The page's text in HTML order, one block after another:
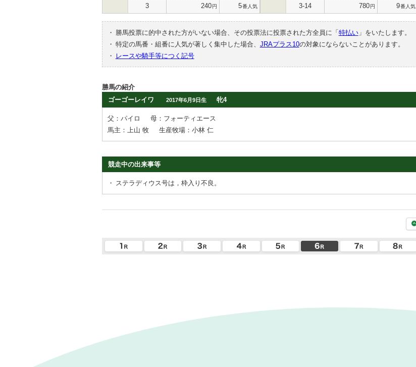
3 240円 5番人気 3-14 780円 9番人気
・ 勝馬投票に的中された方がいない場合、その投票法に投票された方全員に「 特払い」をいたします。
・ 特定の馬番・組番に人気が著しく集中した場合、 JRAプラス10の対象にならないことがあります。
・
レースや騎手等につく記号
勝馬の紹介
ゴーゴーレイワ
2017年6月9日生 牝4
父：パイロ
母：フォーティエース
馬主：上山 牧
生産牧場：小林 仁
競走中の出来事等
・ ステラディウス号は，枠入り不良。